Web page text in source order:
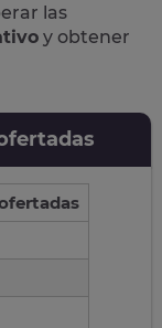
las
y obtener